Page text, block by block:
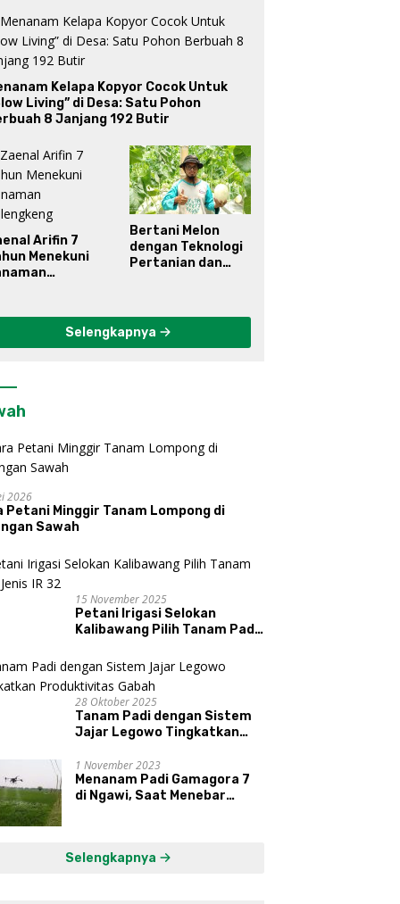
Kelapa Kopyor Cocok Untuk
Living” di Desa: Satu Pohon
8 Janjang 192 Butir
Arifin 7
Menekuni
Bertani Melon
dengan Teknologi
Pertanian dan
Selengkapnya
2026
Petani Minggir Tanam Lompong di
Sawah
15 November 2025
Petani Irigasi Selokan
Kalibawang Pilih Tanam Padi
28 Oktober 2025
Tanam Padi dengan Sistem
Jajar Legowo Tingkatkan
1 November 2023
Menanam Padi Gamagora 7
di Ngawi, Saat Menebar
Selengkapnya